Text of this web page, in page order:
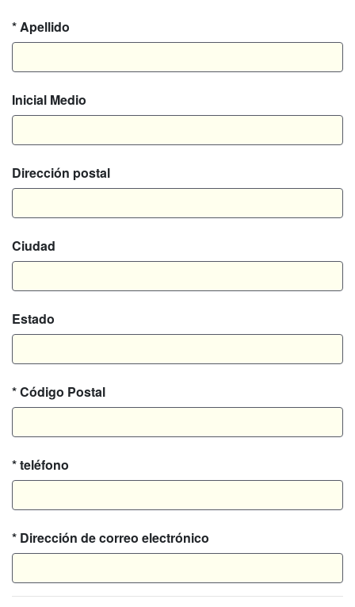
* Apellido
Inicial Medio
Dirección postal
Ciudad
Estado
* Código Postal
* teléfono
* Dirección de correo electrónico